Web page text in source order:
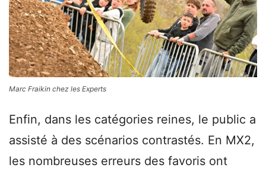
Marc Fraikin chez les Experts
Enfin, dans les catégories reines, le public a
assisté à des scénarios contrastés. En MX2,
les nombreuses erreurs des favoris ont